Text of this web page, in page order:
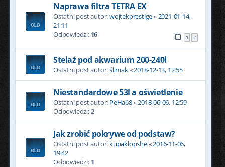
Naprawa filtra TETRA EX
Ostatni post autor:wojtekprestige«2021-01-14,
21:11
Odpowiedzi: 16 1 2
Stelaż pod akwarium 200-240l
Ostatni post autor:ślimak«2018-12-13, 12:55
Niestandardowe 53l a oświetlenie
Ostatni post autor: PeHa68«2018-06-06, 12:59
Odpowiedzi:2
Jak zrobić pokrywe od podstaw?
Ostatni post autor: kupaklopshe«2016-11-06,
19:42
Odpowiedzi: 1